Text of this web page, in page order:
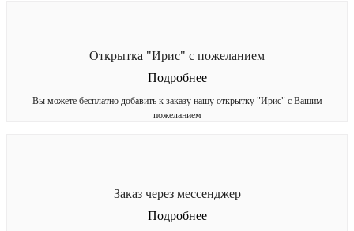
Открытка "Ирис" с пожеланием
Подробнее
Вы можете бесплатно добавить к заказу нашу открытку "Ирис" с Вашим
пожеланием
Заказ через мессенджер
Подробнее